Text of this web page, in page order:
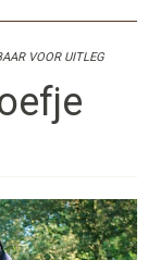
VOOR UITLEG